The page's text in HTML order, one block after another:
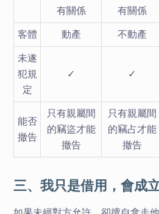
有關係
有關係
客體 動產 不動產
未遂
犯規
定
✓ ✓
能否
撤告
只有親屬間
的竊盜才能
撤告
只有親屬間
的竊占才能
撤告
三、我只是借用，會成